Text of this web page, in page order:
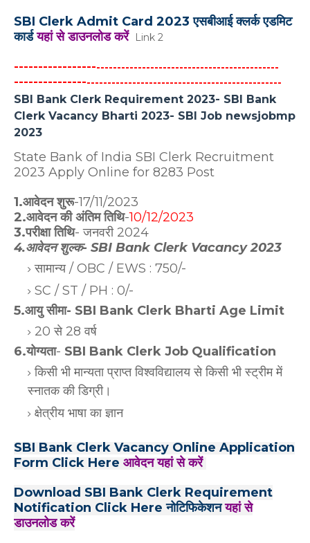
SBI Clerk Admit Card 2023 एसबीआई क्लर्क एडमिट
कार्डयहां से डाउनलोड करें Link 2
-------------------------------------------------------------
--------------------------------------------------------------
SBI Bank Clerk Requirement 2023- SBI Bank
Clerk Vacancy Bharti 2023- SBI Job newsjobmp
2023
State Bank of India SBI Clerk Recruitment
2023 Apply Online for 8283 Post
1.आवेदन शुरू-17/11/2023
2.आवेदन की अंतिम तिथि-10/12/2023
3.परीक्षा तिथि- जनवरी 2024
4.आवेदन शुल्क- SBI Bank Clerk Vacancy 2023
सामान्य / OBC / EWS : 750/-
SC / ST / PH : 0/-
5.आयु सीमा- SBI Bank Clerk Bharti Age Limit
20 से 28 वर्ष
6.योग्यता- SBI Bank Clerk Job Qualification
किसी भी मान्यता प्राप्त विश्वविद्यालय से किसी भी स्ट्रीम में
स्नातक की डिग्री।
क्षेत्रीय भाषा का ज्ञान
SBI Bank Clerk Vacancy Online Application
Form Click Here आवेदन यहां से करें
Download SBI Bank Clerk Requirement
Notification Click Here नोटिफिकेशनयहां से
डाउनलोड करें